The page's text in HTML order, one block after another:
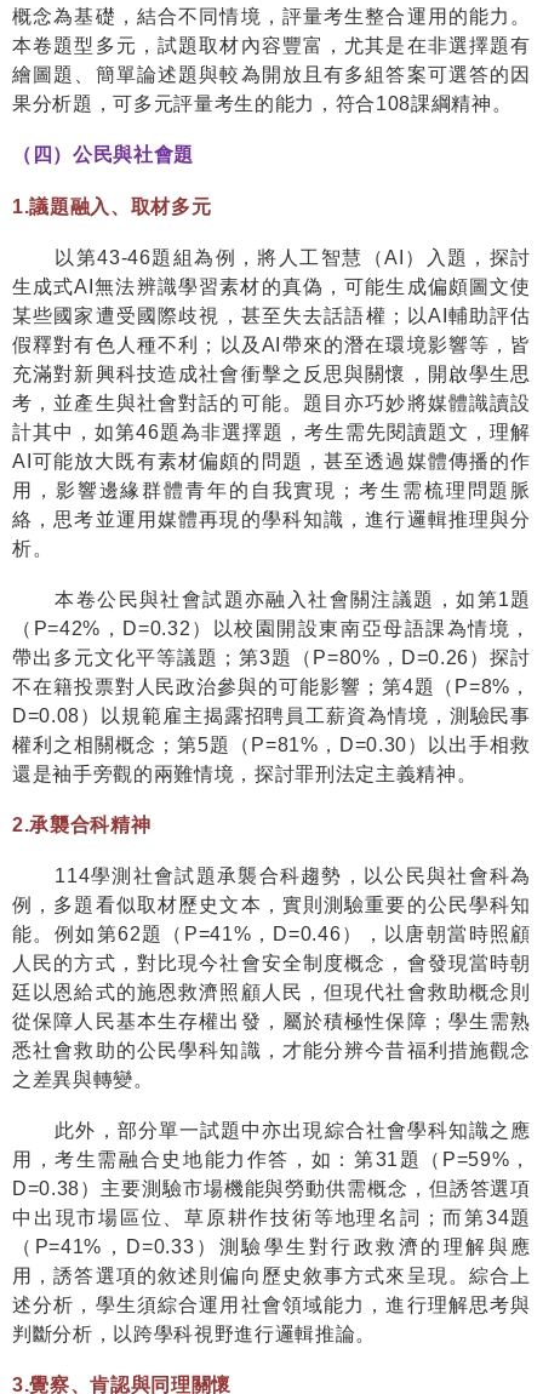
概念為基礎，結合不同情境，評量考生整合運用的能力。
本卷題型多元，試題取材內容豐富，尤其是在非選擇題有
繪圖題、簡單論述題與較為開放且有多組答案可選答的因
果分析題，可多元評量考生的能力，符合108課綱精神。
（四）公民與社會題
1.議題融入、取材多元
以第43-46題組為例，將人工智慧（AI ）入題，探討
生成式AI 無法辨識學習素材的真偽，可能生成偏頗圖文使
某些國家遭受國際歧視，甚至失去話語權；以AI 輔助評估
假釋對有色人種不利；以及 AI 帶來的潛在環境影響等，皆
充滿對新興科技造成社會衝擊之反思與關懷，開啟學生思
考，並產生與社會對話的可能。題目亦巧妙將媒體識讀設
計其中，如第46題為非選擇題，考生需先閱讀題文，理解
AI 可能放大既有素材偏頗的問題，甚至透過媒體傳播的作
用，影響邊緣群體青年的自我實現；考生需梳理問題脈
絡，思考並運用媒體再現的學科知識，進行邏輯推理與分
析。
本卷公民與社會試題亦融入社會關注議題，如第1題
（ P=42% ， D=0.32 ）以校園開設東南亞母語課為情境，
帶出多元文化平等議題；第3題（ P=80% ， D=0.26）探討
不在籍投票對人民政治參與的可能影響；第4題（ P=8% ，
D=0.08）以規範雇主揭露招聘員工薪資為情境，測驗民事
權利之相關概念；第5題（ P=81% ， D=0.30）以出手相救
還是袖手旁觀的兩難情境，探討罪刑法定主義精神。
2.承襲合科精神
114學測社會試題承襲合科趨勢，以公民與社會科為
例，多題看似取材歷史文本，實則測驗重要的公民學科知
能。例如第62題（ P=41% ， D=0.46），以唐朝當時照顧
人民的方式，對比現今社會安全制度概念，會發現當時朝
廷以恩給式的施恩救濟照顧人民，但現代社會救助概念則
從保障人民基本生存權出發，屬於積極性保障；學生需熟
悉社會救助的公民學科知識，才能分辨今昔福利措施觀念
之差異與轉變。
此外，部分單一試題中亦出現綜合社會學科知識之應
用，考生需融合史地能力作答，如：第31 題（ P=59% ，
D=0.38）主要測驗市場機能與勞動供需概念，但誘答選項
中出現市場區位、草原耕作技術等地理名詞；而第34題
（ P=41% ， D=0.33 ）測驗學生對行政救濟的理解與應
用，誘答選項的敘述則偏向歷史敘事方式來呈現。綜合上
述分析，學生須綜合運用社會領域能力，進行理解思考與
判斷分析，以跨學科視野進行邏輯推論。
3.覺察、肯認與同理關懷